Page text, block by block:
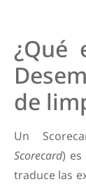
¿Qué
de
Un
Scorecard)
traduce las